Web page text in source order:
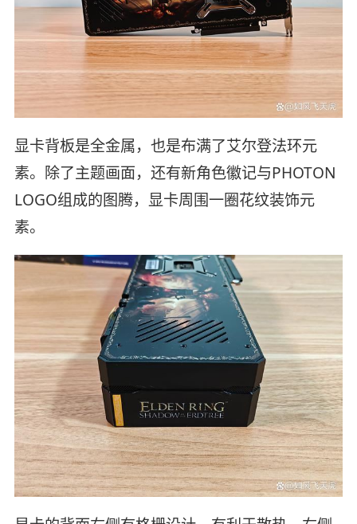
显卡背板是全金属，也是布满了艾尔登法环元
素。除了主题画面，还有新角色徽记与PHOTON
LOGO组成的图腾，显卡周围一圈花纹装饰元
素。